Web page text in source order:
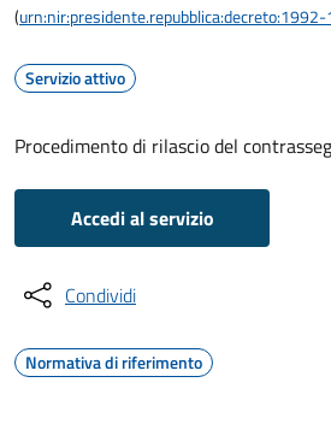
(
Servizio attivo
Procedimento di rilascio del
Accedi al servizio
Condividi
Normativa di riferimento